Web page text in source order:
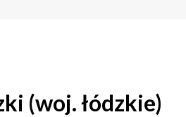
(woj. łódzkie)